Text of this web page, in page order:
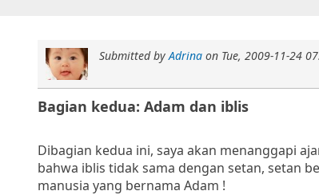
Submitted byAdrina on Tue, 2009-11-24
Bagian kedua: Adam dan iblis
Dibagian kedua ini, saya akan menanggapi
bahwa iblis tidak sama dengan setan, setan
manusia yang bernama Adam !